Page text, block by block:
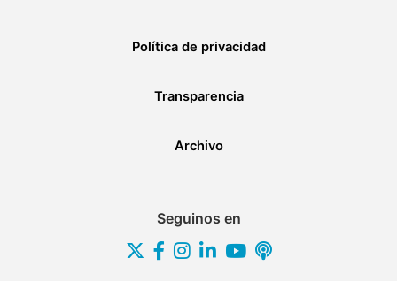
Política de privacidad
Transparencia
Archivo
Seguinos en